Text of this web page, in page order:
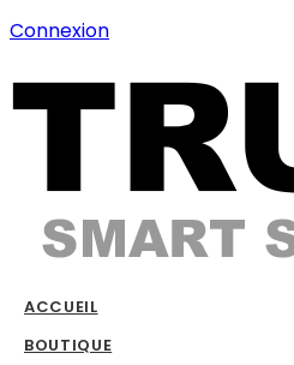
Connexion
ACCUEIL
BOUTIQUE